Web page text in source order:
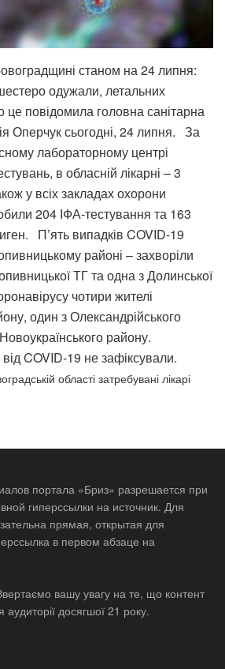
станом на 24 липня:
одужали, летальних
це повідомила головна санітарна
Оперчук сьогодні, 24 липня. За
лабораторному центрі
в обласній лікарні – 3
у всіх закладах охорони
204 ІФА-тестування та 163
П’ять випадків COVID-19
районі – захворіли
ТГ та одна з Долинської
чотири жителі
один з Олександрійського
району.
COVID-19 не зафіксували.
області затребувані лікарі
портала «Бриз» разрешается при
гиперссылки на источник. Для
прямая, открытая для
в первом абзаце на
вашу увагу на те, що контент
досягшої 21 року.